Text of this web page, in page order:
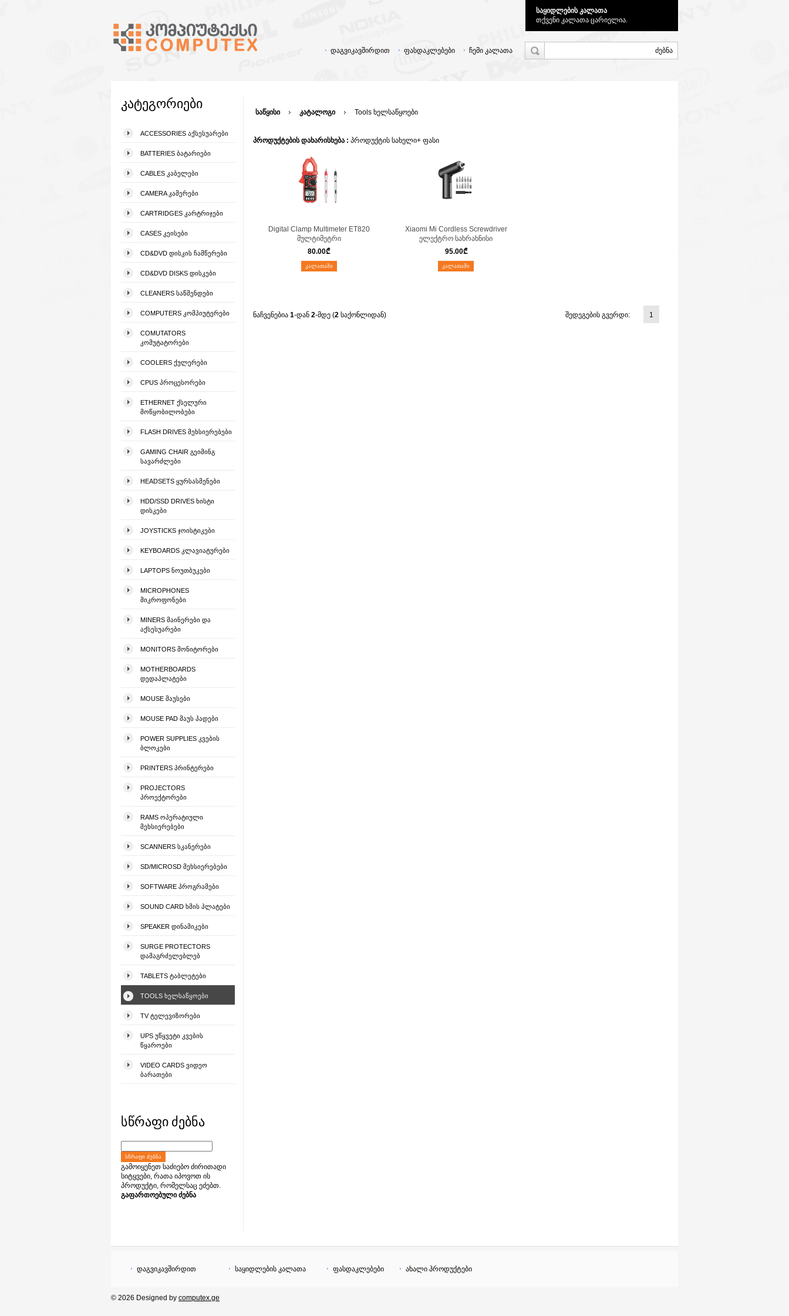
საყიდლების კალათა
თქვენი კალათა ცარიელია.
ჩემი კალათა
ფასდაკლებები
დაგვიკავშირდით
კატეგორიები
ACCESSORIES ᲐᲥᲡᲔᲡᲣᲐᲠᲔᲑᲘ
BATTERIES ᲑᲐᲢᲐᲠᲘᲔᲑᲘ
CABLES ᲙᲐᲑᲔᲚᲔᲑᲘ
CAMERA ᲙᲐᲛᲔᲠᲔᲑᲘ
CARTRIDGES ᲙᲐᲠᲢᲠᲘᲯᲔᲑᲘ
CASES ᲙᲔᲘᲡᲔᲑᲘ
CD&DVD ᲓᲘᲡᲙᲘᲡ ᲩᲐᲛᲬᲔᲠᲔᲑᲘ
CD&DVD DISKS ᲓᲘᲡᲙᲔᲑᲘ
CLEANERS ᲡᲐᲬᲛᲔᲜᲓᲔᲑᲘ
COMPUTERS ᲙᲝᲛᲞᲘᲣᲢᲔᲠᲔᲑᲘ
COMUTATORS
ᲙᲝᲛᲣᲢᲐᲢᲝᲠᲔᲑᲘ
COOLERS ᲥᲣᲚᲔᲠᲔᲑᲘ
CPUS ᲞᲠᲝᲪᲔᲡᲝᲠᲔᲑᲘ
ETHERNET ᲥᲡᲔᲚᲣᲠᲘ
ᲛᲝᲬᲧᲝᲑᲘᲚᲝᲑᲔᲑᲘ
FLASH DRIVES ᲛᲔᲮᲡᲘᲔᲠᲔᲑᲔᲑᲘ
GAMING CHAIR ᲒᲔᲘᲛᲘᲜᲒ
ᲡᲐᲕᲐᲠᲫᲚᲔᲑᲘ
HEADSETS ᲧᲣᲠᲡᲐᲡᲛᲔᲜᲔᲑᲘ
HDD/SSD DRIVES ᲮᲘᲡᲢᲘ
ᲓᲘᲡᲙᲔᲑᲘ
JOYSTICKS ᲯᲝᲘᲡᲢᲘᲙᲔᲑᲘ
KEYBOARDS ᲙᲚᲐᲕᲘᲐᲢᲣᲠᲔᲑᲘ
LAPTOPS ᲜᲝᲣᲗᲑᲣᲙᲔᲑᲘ
MICROPHONES
ᲛᲘᲙᲠᲝᲤᲝᲜᲔᲑᲘ
MINERS ᲛᲐᲘᲜᲔᲠᲔᲑᲘ ᲓᲐ
ᲐᲥᲡᲔᲡᲣᲐᲠᲔᲑᲘ
MONITORS ᲛᲝᲜᲘᲢᲝᲠᲔᲑᲘ
MOTHERBOARDS
ᲓᲔᲓᲐᲞᲚᲐᲢᲔᲑᲘ
MOUSE ᲛᲐᲣᲡᲔᲑᲘ
MOUSE PAD ᲛᲐᲣᲡ ᲞᲐᲓᲔᲑᲘ
POWER SUPPLIES ᲙᲕᲔᲑᲘᲡ
ᲑᲚᲝᲙᲔᲑᲘ
PRINTERS ᲞᲠᲘᲜᲢᲔᲠᲔᲑᲘ
PROJECTORS
ᲞᲠᲝᲔᲥᲢᲝᲠᲔᲑᲘ
RAMS ᲝᲞᲔᲠᲐᲢᲘᲣᲚᲘ
ᲛᲔᲮᲡᲘᲔᲠᲔᲑᲔᲑᲘ
SCANNERS ᲡᲙᲐᲜᲔᲠᲔᲑᲘ
SD/MICROSD ᲛᲔᲮᲡᲘᲔᲠᲔᲑᲔᲑᲘ
SOFTWARE ᲞᲠᲝᲒᲠᲐᲛᲔᲑᲘ
SOUND CARD ᲮᲛᲘᲡ ᲞᲚᲐᲢᲔᲑᲘ
SPEAKER ᲓᲘᲜᲐᲛᲘᲙᲔᲑᲘ
SURGE PROTECTORS
ᲓᲐᲛᲐᲒᲠᲫᲔᲚᲔᲑᲚᲔᲑ
TABLETS ᲢᲐᲑᲚᲔᲢᲔᲑᲘ
TOOLS ᲮᲔᲚᲡᲐᲬᲧᲝᲔᲑᲘ
TV ᲢᲔᲚᲔᲕᲘᲖᲝᲠᲔᲑᲘ
UPS ᲣᲬᲧᲕᲔᲢᲘ ᲙᲕᲔᲑᲘᲡ
ᲬᲧᲐᲠᲝᲔᲑᲘ
VIDEO CARDS ᲕᲘᲓᲔᲝ
ᲑᲐᲠᲐᲗᲔᲑᲘ
სწრაფი ძებნა
ᲡᲬᲠᲐᲤᲘ ᲫᲔᲑᲜᲐ
გამოიყენეთ საძიებო ძირითადი
სიტყვები, რათა იპოვოთ ის
პროდუქტი, რომელსაც ეძებთ.
გაფართოებული ძებნა
საწყისი კატალოგი Tools ხელსაწყოები
პროდუქტების დახარისხება : პროდუქტის სახელი+ ფასი
Digital Clamp Multimeter ET820
მულტიმეტრი
80.00₾
ᲙᲐᲚᲐᲗᲐᲨᲘ
Xiaomi Mi Cordless Screwdriver
ელექტრო სახრახნისი
95.00₾
ᲙᲐᲚᲐᲗᲐᲨᲘ
შედეგების გვერდი: 1
ნაჩვენებია 1-დან 2-მდე (2 საქონლიდან)
დაგვიკავშირდით საყიდლების კალათა ფასდაკლებები ახალი პროდუქტები
© 2026 Designed by computex.ge